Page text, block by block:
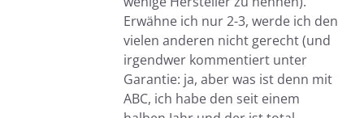
Erwähne ich nur 2-3, werde ich den
vielen anderen nicht gerecht (und
irgendwer kommentiert unter
Garantie: ja, aber was ist denn mit
ABC, ich habe den seit einem